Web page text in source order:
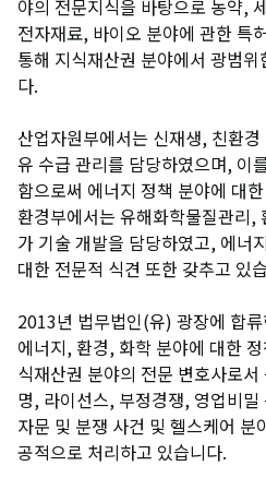
야의 전문지식을 바탕으로 농약,
전자재료, 바이오 분야에 관한 특
통해 지식재산권 분야에서 광범
다.
산업자원부에서는 신재생, 친환
유 수급 관리를 담당하였으며, 이
함으로써 에너지 정책 분야에 대
환경부에서는 유해화학물질관리,
가 기술 개발을 담당하였고, 에너
대한 전문적 식견 또한 갖추고 있
2013년 법무법인(유) 광장에 합
에너지, 환경, 화학 분야에 대한
식재산권 분야의 전문 변호사로
명, 라이선스, 부정경쟁, 영업비
자문 및 분쟁 사건 및 헬스케어 분
공적으로 처리하고 있습니다.